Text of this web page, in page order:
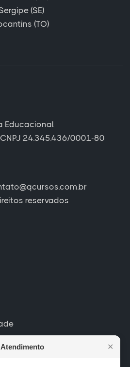
(SE)
(TO)
Educacional
24.345.436/0001-80
reservados
Atendimento ✕